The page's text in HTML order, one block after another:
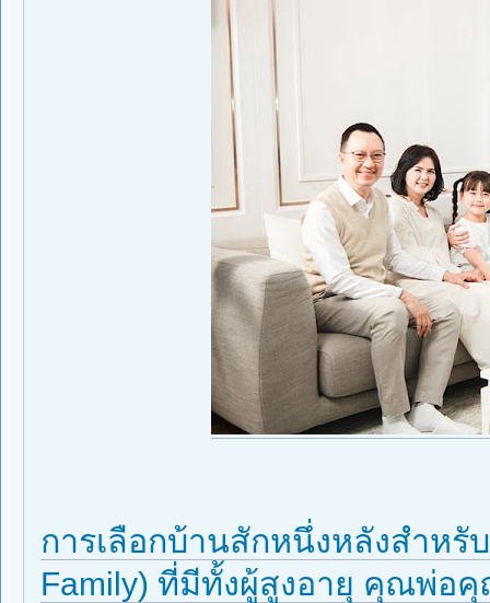
การเลือกบ้านสักหนึ่งหลังสำหรั
Family) ที่มีทั้งผู้สูงอายุ คุณพ่อ